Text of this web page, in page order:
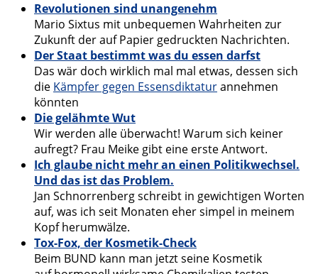
Revolutionen sind unangenehm
Mario Sixtus mit unbequemen Wahrheiten zur
Zukunft der auf Papier gedruckten Nachrichten.
Der Staat bestimmt was du essen darfst
Das wär doch wirklich mal mal etwas, dessen sich
die Kämpfer gegen Essensdiktaturannehmen
könnten
Die gelähmte Wut
Wir werden alle überwacht! Warum sich keiner
aufregt? Frau Meike gibt eine erste Antwort.
Ich glaube nicht mehr an einen Politikwechsel.
Und das ist das Problem.
Jan Schnorrenberg schreibt in gewichtigen Worten
auf, was ich seit Monaten eher simpel in meinem
Kopf herumwälze.
Tox-Fox, der Kosmetik-Check
Beim BUND kann man jetzt seine Kosmetik